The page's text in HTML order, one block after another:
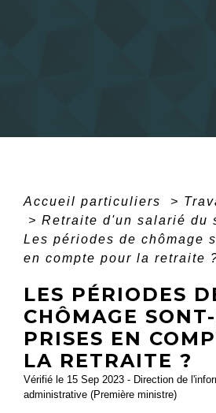
Accueil particuliers >
> Retraite d'un salarié du
Les périodes de chômage
en compte pour la retraite
LES PÉRIODES
CHÔMAGE
PRISES EN
LA RETRAITE ?
Vérifié le 15 Sep 2023 - Direction de
administrative (Première ministre)